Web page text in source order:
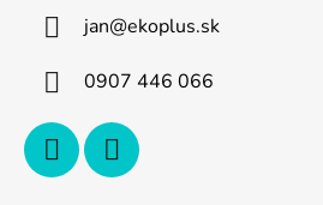
jan@ekoplus.sk
0907 446 066